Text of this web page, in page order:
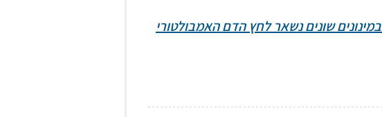
האם גם בשלב II של המחקר בטיפול ב – zilebesiran במינונים שונים נשאר לחץ הדם האמבולטורי